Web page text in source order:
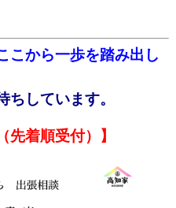
こから一歩を踏み出し
ちしています。
先着順受付）】